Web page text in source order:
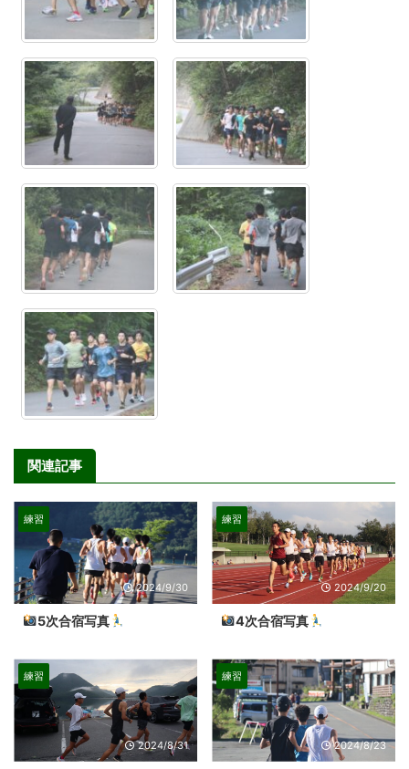
関連記事
練習
2024/9/30
5次合宿写真
練習
2024/9/20
4次合宿写真
練習
2024/8/31
練習
2024/8/23